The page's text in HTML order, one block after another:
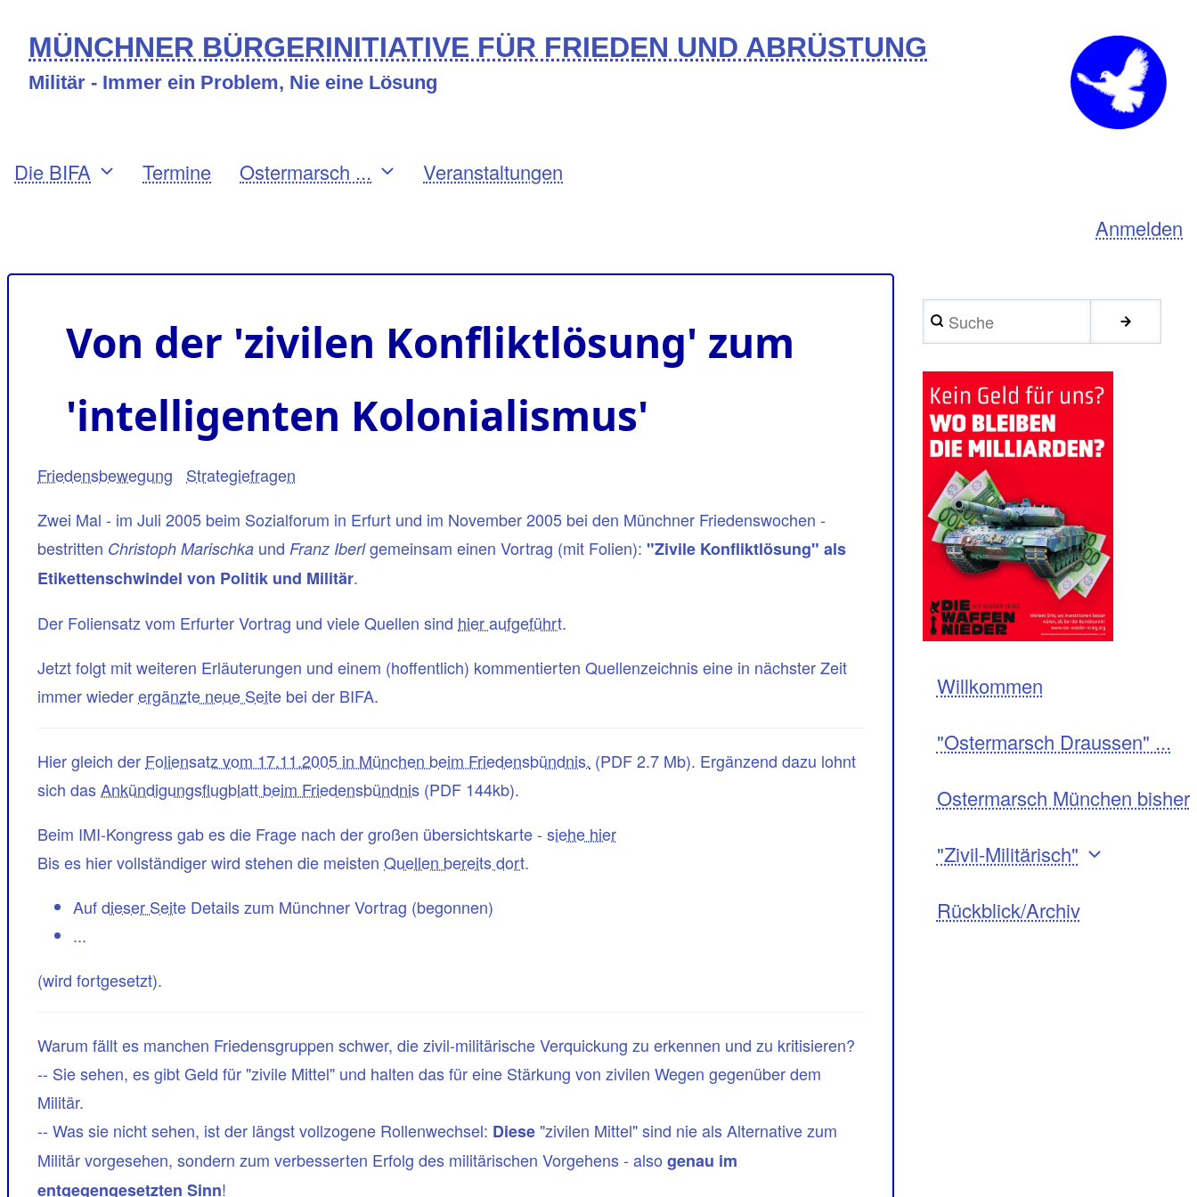
Direkt
zum
Inhalt
MÜNCHNER BÜRGERINITIATIVE FÜR FRIEDEN UND ABRÜSTUNG
Militär - Immer ein Problem, Nie eine Lösung
Primary
Die BIFA Termine Ostermarsch ... Veranstaltungen
Anmelden
Von der 'zivilen Konfliktlösung' zum
'intelligenten Kolonialismus'
Friedensbewegung
Strategiefragen
Zwei Mal - im Juli 2005 beim Sozialforum in Erfurt und im November 2005 bei den Münchner Friedenswochen -
bestritten Christoph Marischka und Franz Iberlgemeinsam einen Vortrag (mit Folien): "Zivile Konfliktlösung" als
Etikettenschwindel von Politik und Militär.
Der Foliensatz vom Erfurter Vortrag und viele Quellen sind hier aufgeführt.
Jetzt folgt mit weiteren Erläuterungen und einem (hoffentlich) kommentierten Quellenzeichnis eine in nächster Zeit
immer wiederergänzte neue Seite bei der BIFA.
Hier gleich der Foliensatz vom 17.11.2005 in München beim Friedensbündnis. (PDF 2.7 Mb). Ergänzend dazu lohnt
sich dasAnkündigungsflugblatt beim Friedensbündnis (PDF 144kb).
Beim IMI-Kongress gab es die Frage nach der großen übersichtskarte - siehe hier
Bis es hier vollständiger wird stehen die meisten Quellen bereits dort.
Aufdieser Seite Details zum Münchner Vortrag (begonnen)
...
(wird fortgesetzt).
Warum fällt es manchen Friedensgruppen schwer, die zivil-militärische Verquickung zu erkennen und zu kritisieren?
-- Sie sehen, es gibt Geld für "zivile Mittel" und halten das für eine Stärkung von zivilen Wegen gegenüber dem
Militär.
-- Was sie nicht sehen, ist der längst vollzogene Rollenwechsel: Diese "zivilen Mittel" sind nie als Alternative zum
Militär vorgesehen, sondern zum verbesserten Erfolg des militärischen Vorgehens - also genau im
entgegengesetzten Sinn!
Suche
Navigation
Willkommen
"Ostermarsch Draussen" ...
Ostermarsch München bisher
"Zivil-Militärisch"
Rückblick/Archiv